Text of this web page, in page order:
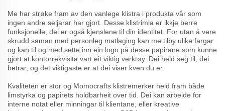
Me har strøke fram av den vanlege klistra i produkta vår som
ingen andre seljarar har gjort. Desse klistrimla er ikkje berre
funksjonelle; dei er også kjenslene til din identitet. For utan å vere
skrudd saman med personleg matlaging kan me tilby ulike fargar
og kan til og med sette inn ein logo på desse papirane som kunne
gjort at kontorrekvisita vart eit viktig verktøy. Dei held seg til, dei
betrar, og det viktigaste er at dei viser kven du er.
Kvaliteten er stor og Momocrafts klistremerker held fram både
limstyrka og papirets holdbarheit over tid. Dei kan arbeide for
interne notat eller minningar til klientane, eller kreative